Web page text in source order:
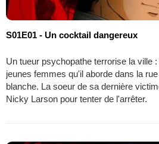
S01E01 - Un cocktail dangereux
Un tueur psychopathe terrorise la ville
jeunes femmes qu'il aborde dans la
blanche. La soeur de sa dernière
Nicky Larson pour tenter de l'arrêter.